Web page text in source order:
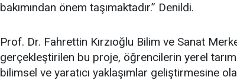
bakımından önem taşımaktadır.” Denildi.
Prof. Dr. Fahrettin Kırzıoğlu Bilim ve Sanat
gerçekleştirilen bu proje, öğrencilerin yerel
bilimsel ve yaratıcı yaklaşımlar geliştirmesine